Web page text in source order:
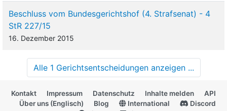
Beschluss vom Bundesgerichtshof (4. Strafsenat) - 4
StR 227/15
16. Dezember 2015
Alle 1 Gerichtsentscheidungen anzeigen ...
Kontakt Impressum Datenschutz Inhalte melden
API
Über uns (Englisch)
Blog International
Discord